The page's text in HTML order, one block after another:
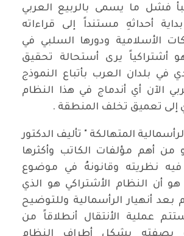
فشل ما يسمى بالربيع العربي
أحداثهِ مستنداً إلى قراءاته
الأسلامية ودورها السلبي في
أشتراكياً يرى أستحالة تحقيق
في بلدان العرب بأتباع النموذج
الآن أي أندماج في هذا النظام
إلى تعميق تخلف المنطقة .
المتهالكة " تأليف الدكتور
أهم مؤلفات الكاتب وأكثرها
نظريته وقانونهُ في موضوع
هو أن النظام الأشتراكي هو الذي
أنهيار الرأسمالية وللتوضيح
عملية الأنتقال أنطلاقاً من